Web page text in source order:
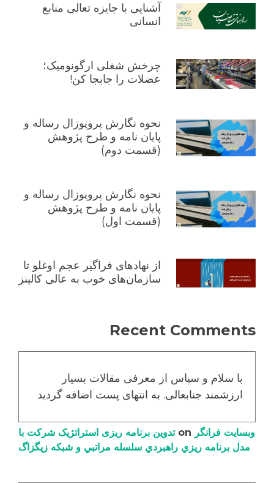
آشنایی با جایزه تعالی منابع
انسانی
چرخش شغلی ارگونومیک؛
عضلات را جابجا کن!
نحوه نگارش پروپوزال رساله و
پایان نامه و طرح پژوهش
(قسمت دوم)
نحوه نگارش پروپوزال رساله و
پایان نامه و طرح پژوهش
(قسمت اول)
از نهادهای فراگیر عجم اوغلو تا
سازمان‌های خوب به عالی کالینز
Recent Comments
با سلام و سپاس از معرفی مقالات بسیار
ارزشمند جنابعالی. به انتهای پست اضافه گردید
وبسایت فرانگر
تدوین برنامه ریزی استراتژیک شرکت با
مدل برنامه ریزي راهبردي سلسله مراتبي و شبکه زیگزاگ